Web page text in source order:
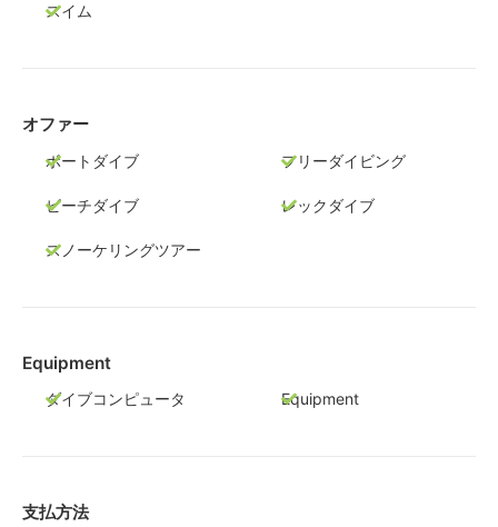
スイム
オファー
ボートダイブ フリーダイビング
ビーチダイブ レックダイブ
スノーケリングツアー
Equipment
ダイブコンピュータ Equipment
支払方法